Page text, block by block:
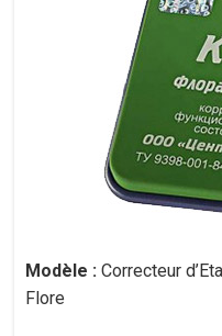
Modèle : Correcteur
Flore